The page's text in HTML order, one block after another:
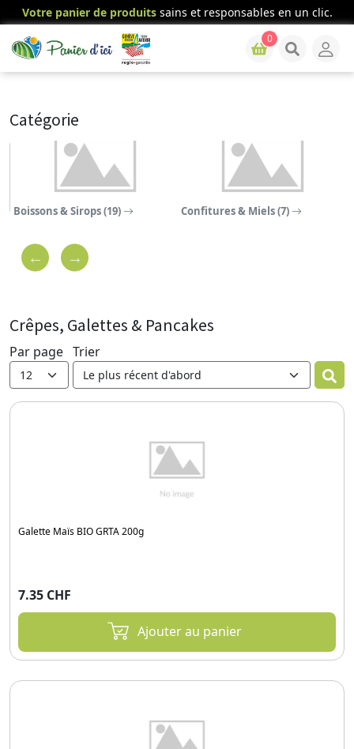
Votre panier de produitssains et responsables en un clic.
0
Catégorie
Boissons & Sirops (19) Confitures & Miels (7)
Crêpes, Galettes & Pancakes
Par page Trier
Galette Maïs BIO GRTA 200g
7.35 CHF
Ajouter au panier